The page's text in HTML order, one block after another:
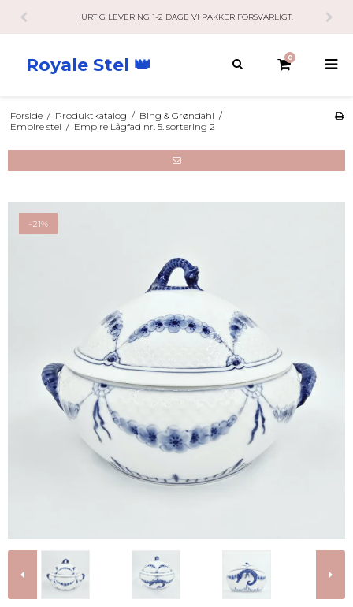
HURTIG LEVERING 1-2 DAGE VI PAKKER FORSVARLIGT.
Royale Stel 👑 0
Forside / Produktkatalog / Bing & Grøndahl /
Empire stel / Empire Lågfad nr. 5. sortering 2
-21%